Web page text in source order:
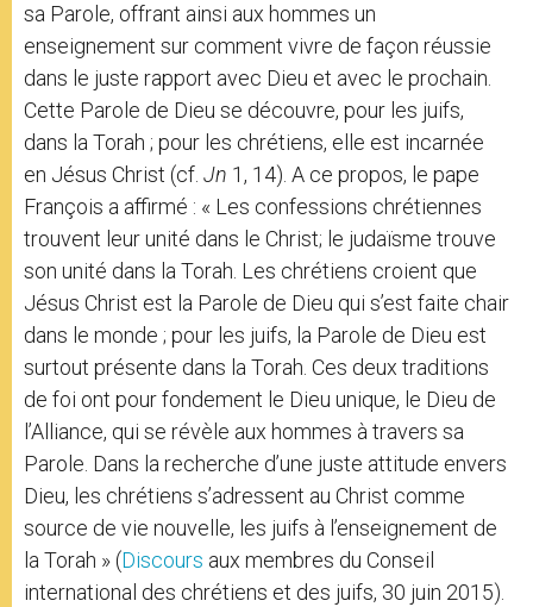
sa Parole, offrant ainsi aux hommes un
enseignement sur comment vivre de façon réussie
dans le juste rapport avec Dieu et avec le prochain.
Cette Parole de Dieu se découvre, pour les juifs,
dans la Torah ; pour les chrétiens, elle est incarnée
en Jésus Christ (cf. Jn 1, 14). A ce propos, le pape
François a affirmé : « Les confessions chrétiennes
trouvent leur unité dans le Christ; le judaïsme trouve
son unité dans la Torah. Les chrétiens croient que
Jésus Christ est la Parole de Dieu qui s’est faite chair
dans le monde ; pour les juifs, la Parole de Dieu est
surtout présente dans la Torah. Ces deux traditions
de foi ont pour fondement le Dieu unique, le Dieu de
l’Alliance, qui se révèle aux hommes à travers sa
Parole. Dans la recherche d’une juste attitude envers
Dieu, les chrétiens s’adressent au Christ comme
source de vie nouvelle, les juifs à l’enseignement de
la Torah » (Discours aux membres du Conseil
international des chrétiens et des juifs, 30 juin 2015).